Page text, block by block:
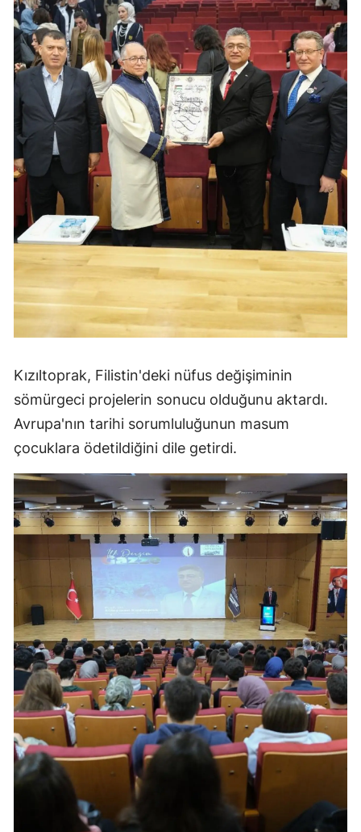
Kızıltoprak, Filistin'deki nüfus değişiminin
sömürgeci projelerin sonucu olduğunu aktardı.
Avrupa'nın tarihi sorumluluğunun masum
çocuklara ödetildiğini dile getirdi.